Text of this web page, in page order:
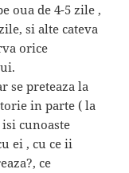
oua de 4-5 zile ,
si alte cateva
orice
se preteaza la
in parte ( la
cunoaste
ei , cu ce ii
ce